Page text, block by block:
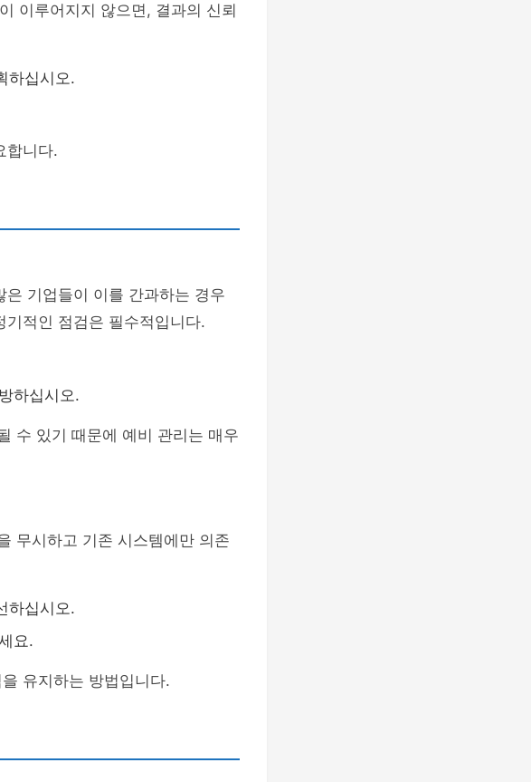
이 이루어지지 않으면, 결과의 신뢰
하십시오.
합니다.
기업들이 이를 간과하는 경우
적인 점검은 필수적입니다.
하십시오.
수 있기 때문에 예비 관리는 매우
무시하고 기존 시스템에만 의존
하십시오.
요.
유지하는 방법입니다.